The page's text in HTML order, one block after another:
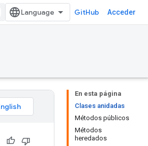
GitHub Acceder
En esta página
Clases anidadas
Métodos públicos
Métodos
heredados